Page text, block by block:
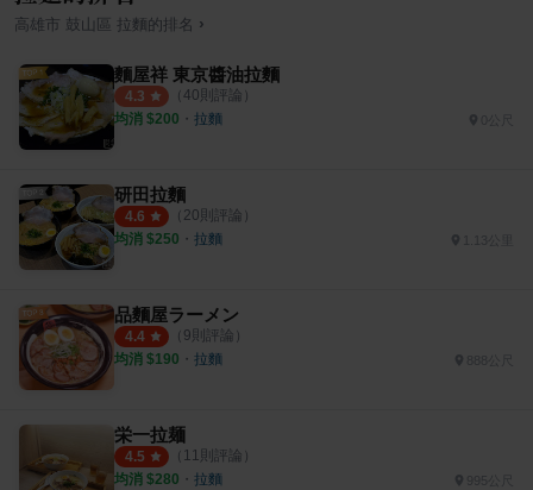
高雄市 鼓山區 拉麵的排名 ›
麵屋祥 東京醬油拉麵
4.3 （ 40則評論）
均消 $200 ・ 拉麵
研田拉麵
4.6 （ 20則評論）
均消 $250 ・ 拉麵
品麵屋ラーメン
4.4 （ 9則評論）
均消 $190 ・ 拉麵
栄一拉麺
4.5 （ 11則評論）
均消 $280 ・ 拉麵 995公尺